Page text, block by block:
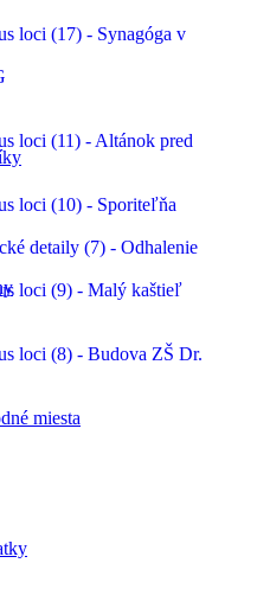
miesta
loci (17) - Synagóga v
loci (11) - Altánok pred
loci (10) - Sporiteľňa
detaily (7) - Odhalenie
loci (9) - Malý kaštieľ
loci (8) - Budova ZŠ Dr.